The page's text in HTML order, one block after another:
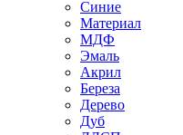
Синие
Материал
МДФ
Эмаль
Акрил
Береза
Дерево
Дуб